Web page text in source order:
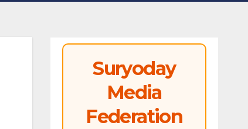
Suryoday
Media
Federation